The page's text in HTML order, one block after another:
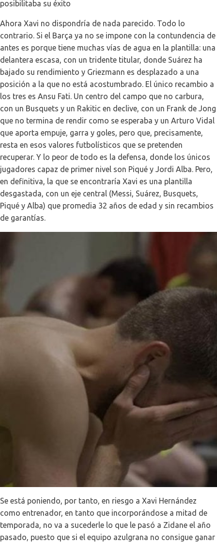
posibilitaba su éxito
Ahora Xavi no dispondría de nada parecido. Todo lo
contrario. Si el Barça ya no se impone con la contundencia de
antes es porque tiene muchas vías de agua en la plantilla: una
delantera escasa, con un tridente titular, donde Suárez ha
bajado su rendimiento y Griezmann es desplazado a una
posición a la que no está acostumbrado. El único recambio a
los tres es Ansu Fati. Un centro del campo que no carbura,
con un Busquets y un Rakitic en declive, con un Frank de Jong
que no termina de rendir como se esperaba y un Arturo Vidal
que aporta empuje, garra y goles, pero que, precisamente,
resta en esos valores futbolísticos que se pretenden
recuperar. Y lo peor de todo es la defensa, donde los únicos
jugadores capaz de primer nivel son Piqué y Jordi Alba. Pero,
en definitiva, la que se encontraría Xavi es una plantilla
desgastada, con un eje central (Messi, Suárez, Busquets,
Piqué y Alba) que promedia 32 años de edad y sin recambios
de garantías.
Se está poniendo, por tanto, en riesgo a Xavi Hernández
como entrenador, en tanto que incorporándose a mitad de
temporada, no va a sucederle lo que le pasó a Zidane el año
pasado, puesto que si el equipo azulgrana no consigue ganar